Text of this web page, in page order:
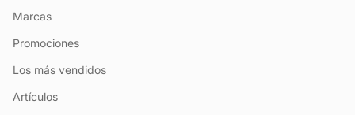
Marcas
Promociones
Los más vendidos
Artículos